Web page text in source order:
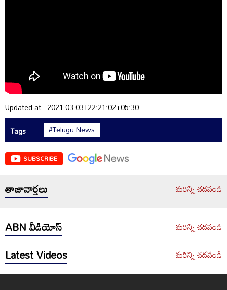
Updated at - 2021-03-03T22:21:02+05:30
Tags
#Telugu News
SUBSCRIBE
తాజావార్తలు మరిన్ని చదవండి
ABN వీడియోస్ మరిన్ని చదవండి
Latest Videos మరిన్ని చదవండి